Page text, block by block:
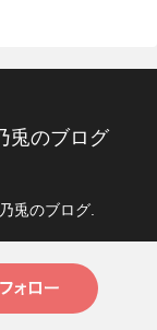
兎のブログ
兎のブログ.